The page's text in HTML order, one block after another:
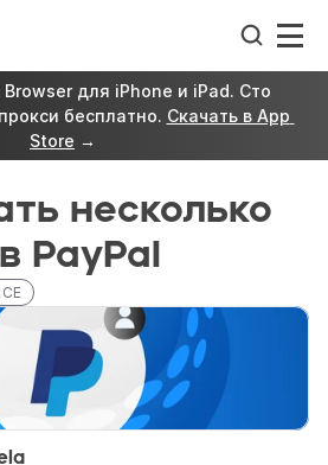
для iPhone и iPad. Сто
бесплатно. Скачать в App
Store →
несколько
PayPal